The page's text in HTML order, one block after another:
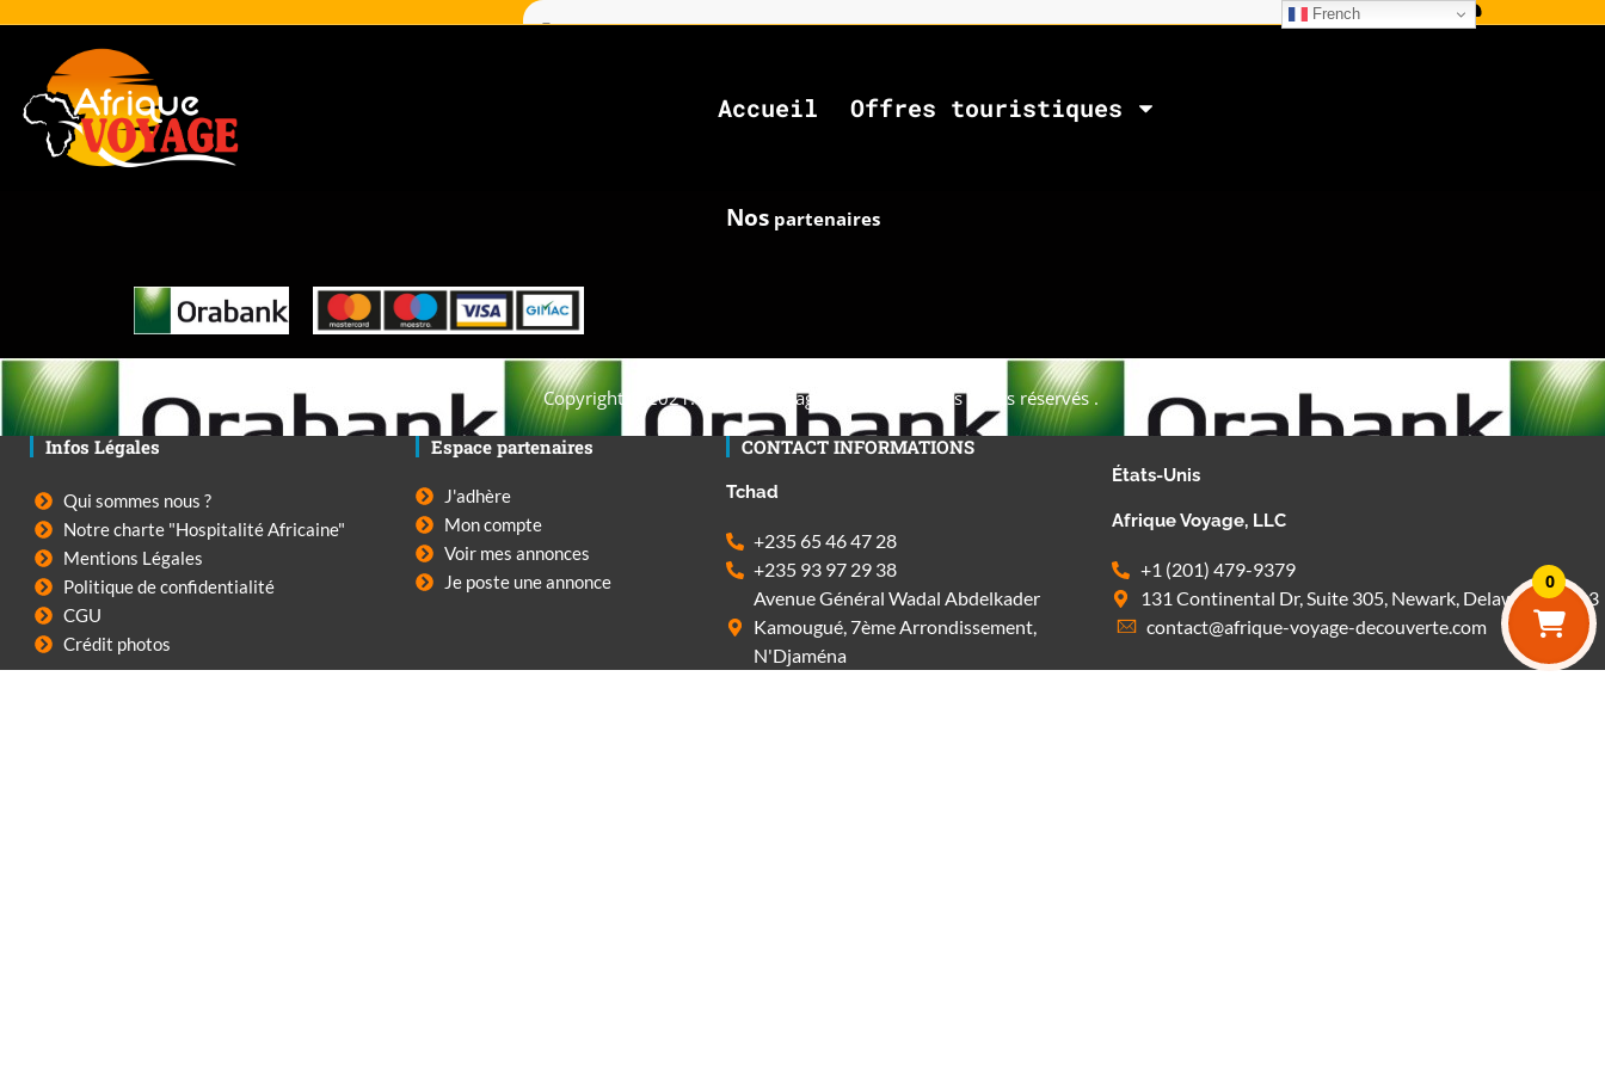
0
Accueil Offres touristiques
Nospartenaires
Copyright © 2021. Afrique-voyage-découverte tous droits réservés .
Infos Légales
Qui sommes nous ?
Notre charte "Hospitalité Africaine"
Mentions Légales
Politique de confidentialité
CGU
Crédit photos
Espace partenaires
J'adhère
Mon compte
Voir mes annonces
Je poste une annonce
CONTACT INFORMATIONS
Tchad
+235 65 46 47 28
+235 93 97 29 38
Avenue Général Wadal Abdelkader
Kamougué, 7ème Arrondissement,
N'Djaména
États-Unis
Afrique Voyage, LLC
+1 (201) 479-9379
131 Continental Dr, Suite 305, Newark, Delaware 19713
contact@afrique-voyage-decouverte.com
French